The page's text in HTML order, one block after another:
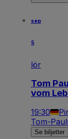
sep
5
lör
Tom
vom
19:30
Tom-
Se biljetter